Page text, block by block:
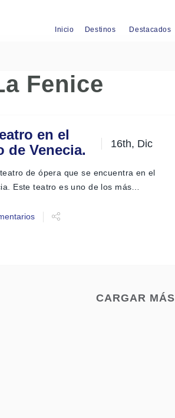
Inicio Destinos Destacados
Fenice
en el
de Venecia.
16th, Dic
de ópera que se encuentra en el
Este teatro es uno de los más…
CARGAR MÁS